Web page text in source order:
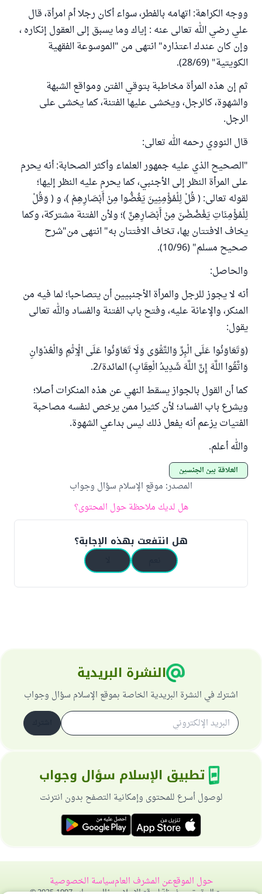
ووجه الكراهة: اتهامه بالفطر، سواء أكان رجلا أم امرأة، قال
علي رضي الله تعالى عنه : إياك وما يسبق إلى العقول إنكاره ،
وإن كان عندك اعتذاره" انتهى من "الموسوعة الفقهية
الكويتية" (28/69).
ثم إن هذه المرأة مخاطبة بتوقي الفتن ومواقع الشبهة
والشهوة، كالرجل، ويخشى عليها الفتنة، كما يخشى على
الرجل.
قال النووي رحمه الله تعالى:
"الصحيح الذي عليه جمهور العلماء وأكثر الصحابة: أنه يحرم
على المرأة النظر إلى الأجنبي، كما يحرم عليه النظر إليها؛
لقوله تعالى: ( قُلْ لِلْمُؤْمِنِينَ يَغُضُّوا مِنْ أَبْصَارِهِمْ )، و ( وَقُلْ
لِلْمُؤْمِنَاتِ يَغْضُضْنَ مِنْ أَبْصَارِهِنَّ )؛ ولأن الفتنة مشتركة، وكما
يخاف الافتتان بها، تخاف الافتتان به" انتهى من"شرح
صحيح مسلم" (10/96).
والحاصل:
أنه لا يجوز للرجل والمرأة الأجنبيين أن يتصاحبا؛ لما فيه من
المنكر، والإعانة عليه، وفتح باب الفتنة والفساد والله تعالى
يقول:
(وَتَعَاوَنُوا عَلَى الْبِرِّ وَالتَّقْوَى وَلَا تَعَاوَنُوا عَلَى الْإِثْمِ وَالْعُدْوَانِ
وَاتَّقُوا اللَّهَ إِنَّ اللَّهَ شَدِيدُ الْعِقَابِ) المائدة/2.
كما أن القول بالجواز يسقط النهي عن هذه المنكرات أصلا؛
ويشرع باب الفساد؛ لأن كثيرا ممن يرخص لنفسه مصاحبة
الفتيات يزعم أنه يفعل ذلك ليس بداعي الشهوة.
والله أعلم.
العلاقة بين الجنسين
المصدر: موقع الإسلام سؤال وجواب
هل لديك ملاحظة حول المحتوى؟
هل انتفعت بهذه الإجابة؟
النشرة البريدية
اشترك في النشرة البريدية الخاصة بموقع الإسلام سؤال وجواب
تطبيق الإسلام سؤال وجواب
لوصول أسرع للمحتوى وإمكانية التصفح بدون انترنت
حول الموقععن المشرف العامسياسة الخصوصية